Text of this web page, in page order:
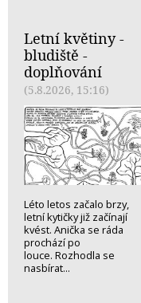
Letní květiny -
bludiště -
doplňování
(5.8.2026, 15:16)
Léto letos začalo brzy,
letní kytičky již začínají
kvést. Anička se ráda
prochází po
louce. Rozhodla se
nasbírat...